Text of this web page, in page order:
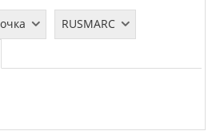
RUSMARC